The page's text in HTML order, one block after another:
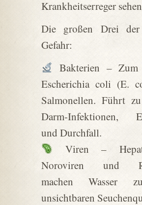
Krankheitserreger
Die großen Drei der
Gefahr:
Bakterien – Zum
Escherichia coli (E.
Salmonellen. Führt
Darm-Infektionen,
und Durchfall.
Viren –
Noroviren und
machen Wasser
unsichtbaren